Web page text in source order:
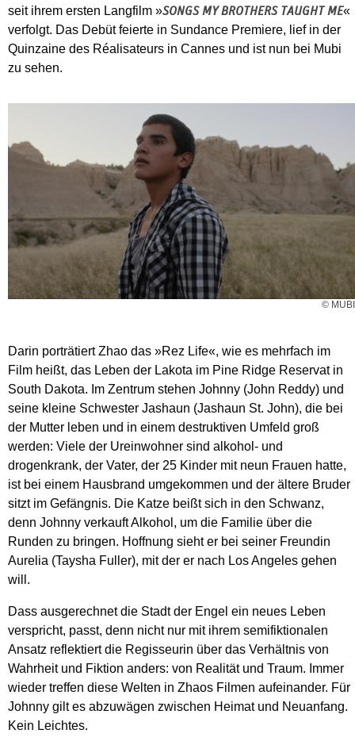
seit ihrem ersten Langfilm »SONGS MY BROTHERS TAUGHT ME«
verfolgt. Das Debüt feierte in Sundance Premiere, lief in der
Quinzaine des Réalisateurs in Cannes und ist nun bei Mubi
zu sehen.
© MUBI
Darin porträtiert Zhao das »Rez Life«, wie es mehrfach im
Film heißt, das Leben der Lakota im Pine Ridge Reservat in
South Dakota. Im Zentrum stehen Johnny (John Reddy) und
seine kleine Schwester Jashaun (Jashaun St. John), die bei
der Mutter leben und in einem destruktiven Umfeld groß
werden: Viele der Ureinwohner sind alkohol- und
drogenkrank, der Vater, der 25 Kinder mit neun Frauen hatte,
ist bei einem Hausbrand umgekommen und der ältere Bruder
sitzt im Gefängnis. Die Katze beißt sich in den Schwanz,
denn Johnny verkauft Alkohol, um die Familie über die
Runden zu bringen. Hoffnung sieht er bei seiner Freundin
Aurelia (Taysha Fuller), mit der er nach Los Angeles gehen
will.
Dass ausgerechnet die Stadt der Engel ein neues Leben
verspricht, passt, denn nicht nur mit ihrem semifiktionalen
Ansatz reflektiert die Regisseurin über das Verhältnis von
Wahrheit und Fiktion anders: von Realität und Traum. Immer
wieder treffen diese Welten in Zhaos Filmen aufeinander. Für
Johnny gilt es abzuwägen zwischen Heimat und Neuanfang.
Kein Leichtes.